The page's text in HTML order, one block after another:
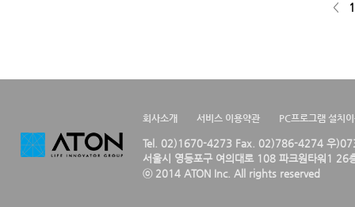
< 1
회사소개 서비스 이용약관 PC프로그램 설치
Tel. 02)1670-4273 Fax. 02)786-4274 우
서울시 영등포구 여의대로 108 파크원타워1 26
ⓒ 2014 ATON Inc. All rights reserved